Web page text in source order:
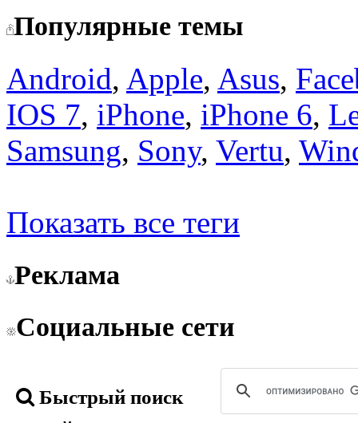
Популярные темы
Android, Apple, Asus,
IOS 7, iPhone, iPhone 6,
Samsung, Sony, Vertu,
Показать все теги
Реклама
Социальные сети
Быстрый поиск